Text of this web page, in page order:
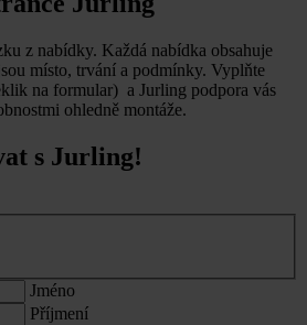
z nabídky. Každá nabídka obsahuje
místo, trvání a podmínky. Vyplňte
na formular) a Jurling podpora vás
ohledně montáže.
s Jurling!
Jméno
Příjmení